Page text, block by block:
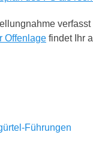
Offenlage findet Ihr
Führungen